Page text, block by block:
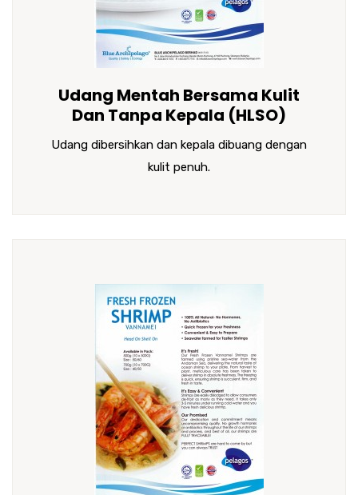
Udang Mentah Bersama Kulit
Dan Tanpa Kepala (HLSO)
Udang dibersihkan dan kepala dibuang dengan
kulit penuh.